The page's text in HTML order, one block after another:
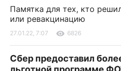
Памятка для тех, кто
или ревакцинацию
27.01.22, 7:07 6826
Сбер предоставил